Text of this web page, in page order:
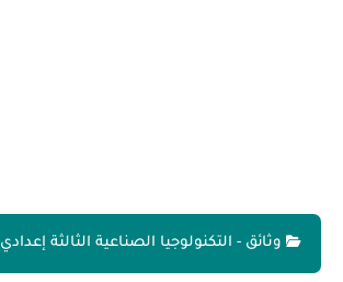
وثائق - التكنولوجيا الصناعية الثالثة إعدادي